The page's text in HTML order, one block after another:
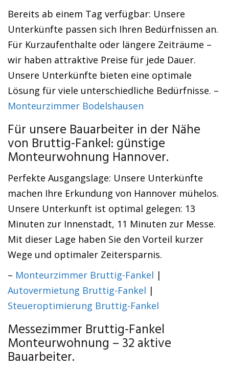
Bereits ab einem Tag verfügbar: Unsere
Unterkünfte passen sich Ihren Bedürfnissen an.
Für Kurzaufenthalte oder längere Zeiträume –
wir haben attraktive Preise für jede Dauer.
Unsere Unterkünfte bieten eine optimale
Lösung für viele unterschiedliche Bedürfnisse. –
Monteurzimmer Bodelshausen
Für unsere Bauarbeiter in der Nähe
von Bruttig-Fankel: günstige
Monteurwohnung Hannover.
Perfekte Ausgangslage: Unsere Unterkünfte
machen Ihre Erkundung von Hannover mühelos.
Unsere Unterkunft ist optimal gelegen: 13
Minuten zur Innenstadt, 11 Minuten zur Messe.
Mit dieser Lage haben Sie den Vorteil kurzer
Wege und optimaler Zeitersparnis.
– Monteurzimmer Bruttig-Fankel |
Autovermietung Bruttig-Fankel |
Steueroptimierung Bruttig-Fankel
Messezimmer Bruttig-Fankel
Monteurwohnung – 32 aktive
Bauarbeiter.